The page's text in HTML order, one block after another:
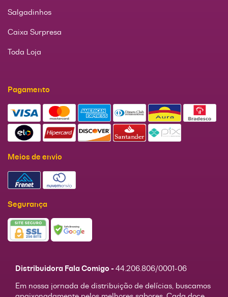
Salgadinhos
Caixa Surpresa
Toda Loja
Pagamento
Meios de envio
Segurança
Distribuidora Fala Comigo - 44.206.806/0001-06
Em nossa jornada de distribuição de delícias, buscamos